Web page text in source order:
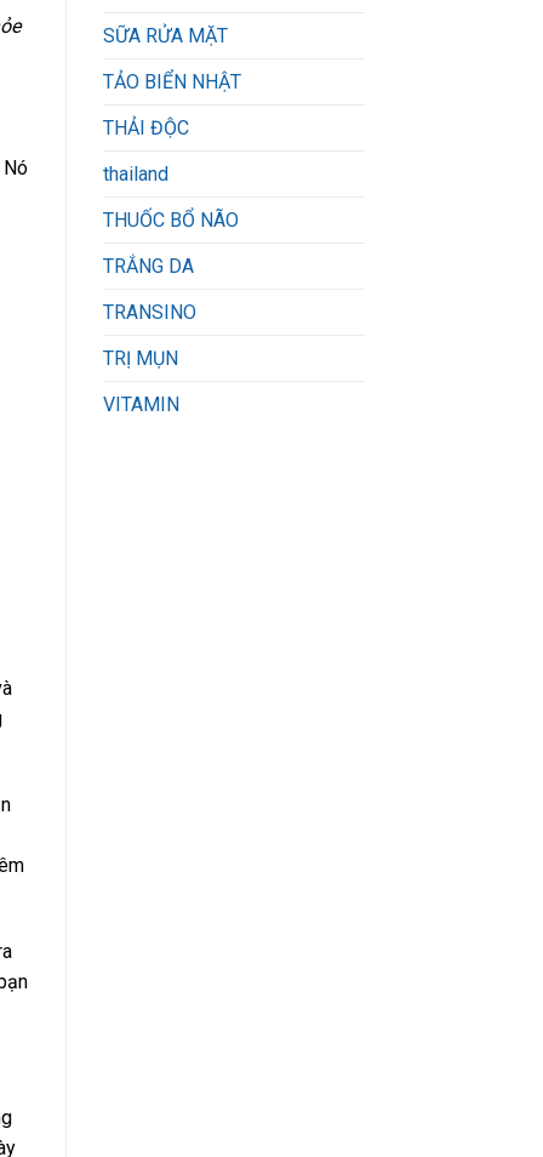
SỮA RỬA MẶT
TẢO BIỂN NHẬT
THẢI ĐỘC
thailand
THUỐC BỔ NÃO
TRẮNG DA
TRANSINO
TRỊ MỤN
VITAMIN